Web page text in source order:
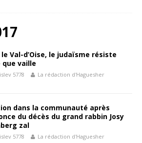
le Val-d’Oise, le judaïsme résiste
que vaille
5778 La rédaction d'Haguesher
dans la communauté après
du décès du grand rabbin Josy
zal
5778 La rédaction d'Haguesher